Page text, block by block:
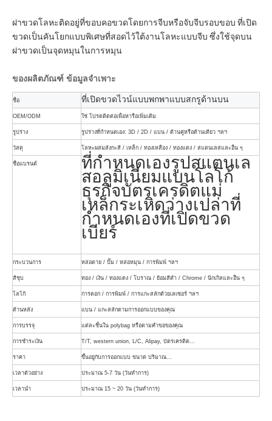
ฝาขวดโลหะติดอยู่ที่ขอบคอขวดโดยการจีบหรือจับจีบรอบขอบ ที่เปิด
ขวดเป็นคันโยกแบบพิเศษที่สอดไว้ใต้งานโลหะแบบจีบ ซึ่งใช้จุดบน
ฝาขวดเป็นจุดหมุนในการหมุน
ของผลิตภัณฑ์ ข้อมูลจำเพาะ
ชื่อ ที่เปิดขวดไวน์แบบพกพาแบบสกรูด้านบน
OEM/ODM ใช่ โปรดติดต่อเพื่อหารือเพิ่มเติม
รูปร่าง รูปร่างที่กำหนดเอง: 3D / 2D / แบน / ด้านคู่หรือด้านเดียว ฯลฯ
วัสดุ โลหะผสมสังกะสี / เหล็ก / ทองเหลือง / ทองแดง / สแตนเลสและอื่น ๆ
ชื่อแบรนด์ ที่กำหนดเองรูปสแตนเล
สอลูมิเนียมแบนโลโก้
ธุรกิจบัตรเครดิตแม่
เหล็กระเหิดว่างเปล่าที่
กำหนดเองที่เปิดขวด
เบียร์
กระบวนการ หล่อตาย / ปั๊ม / หล่อหมุน / การพิมพ์ ฯลฯ
สีชุบ ทอง / เงิน / ทองแดง / โบราณ / ย้อมสีดำ / Chrome / นิกเกิลและอื่น ๆ
โลโก้ การตอก / การพิมพ์ / การแกะสลักด้วยเลเซอร์ ฯลฯ
ด้านหลัง แบน / แกะสลักตามการออกแบบของคุณ
การบรรจุ แต่ละชิ้นใน polybag หรือตามคำขอของคุณ
การชำระเงิน T/T, western union, L/C, Alipay, บัตรเครดิต...
ราคา ขึ้นอยู่กับการออกแบบ ขนาด ปริมาณ...
เวลาตัวอย่าง ประมาณ 5-7 วัน (วันทำการ)
เวลานำ ประมาณ 15 ~ 20 วัน (วันทำการ)